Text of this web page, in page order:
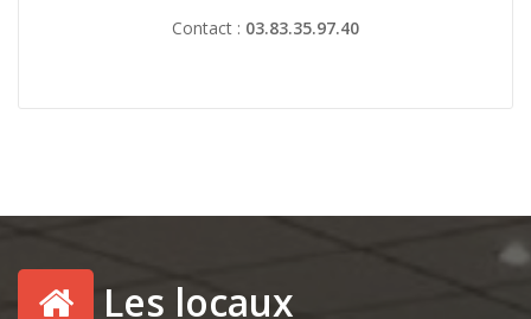
Contact : 03.83.35.97.40
Les locaux